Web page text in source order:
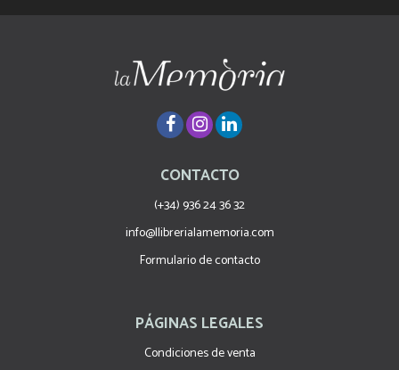
CONTACTO
(+34) 936 24 36 32
info@llibrerialamemoria.com
Formulario de contacto
PÁGINAS LEGALES
Condiciones de venta